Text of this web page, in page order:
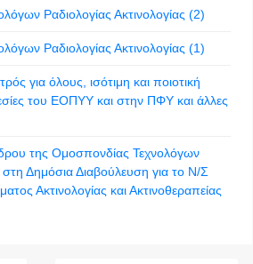
Ραδιολογίας Ακτινολογίας (2)
Ραδιολογίας Ακτινολογίας (1)
για όλους, ισότιμη και ποιοτική
του ΕΟΠΥΥ και στην ΠΦΥ και άλλες
της Ομοσπονδίας Τεχνολόγων
Δημόσια Διαβούλευση για το Ν/Σ
Ακτινολογίας και Ακτινοθεραπείας